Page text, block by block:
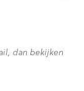
dan bekijken